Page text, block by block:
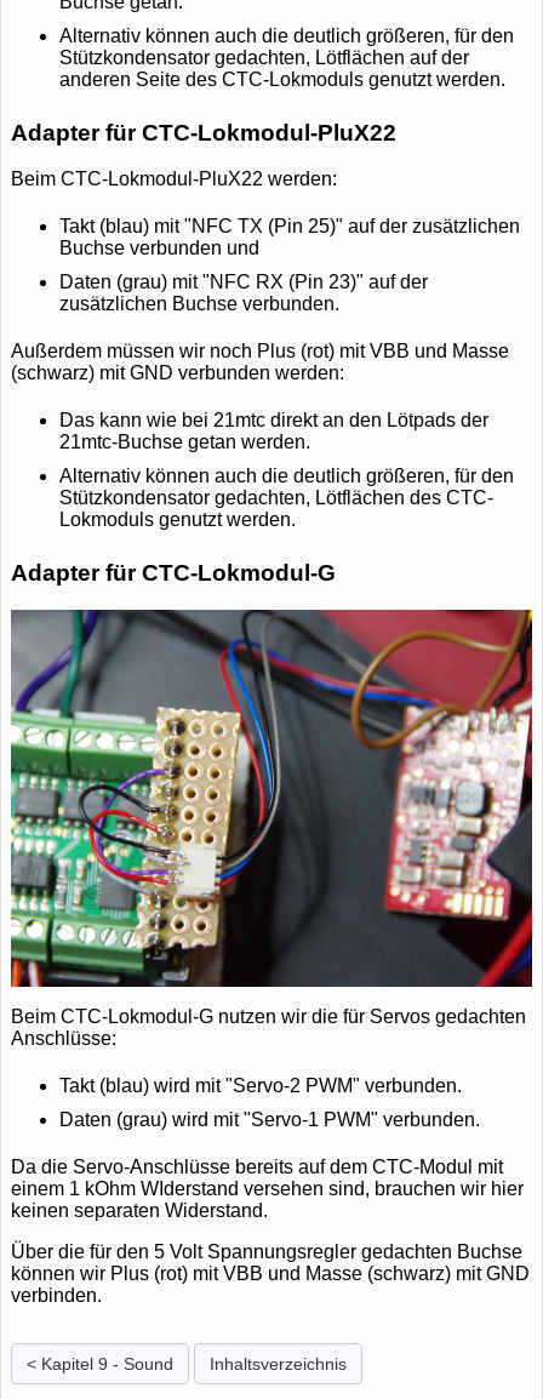
Alternativ können auch die deutlich größeren, für den
Stützkondensator gedachten, Lötflächen auf der
anderen Seite des CTC-Lokmoduls genutzt werden.
Adapter für CTC-Lokmodul-PluX22
Beim CTC-Lokmodul-PluX22 werden:
Takt (blau) mit "NFC TX (Pin 25)" auf der zusätzlichen
Buchse verbunden und
Daten (grau) mit "NFC RX (Pin 23)" auf der
zusätzlichen Buchse verbunden.
Außerdem müssen wir noch Plus (rot) mit VBB und Masse
(schwarz) mit GND verbunden werden:
Das kann wie bei 21mtc direkt an den Lötpads der
21mtc-Buchse getan werden.
Alternativ können auch die deutlich größeren, für den
Stützkondensator gedachten, Lötflächen des CTC-
Lokmoduls genutzt werden.
Adapter für CTC-Lokmodul-G
Beim CTC-Lokmodul-G nutzen wir die für Servos gedachten
Anschlüsse:
Takt (blau) wird mit "Servo-2 PWM" verbunden.
Daten (grau) wird mit "Servo-1 PWM" verbunden.
Da die Servo-Anschlüsse bereits auf dem CTC-Modul mit
einem 1 kOhm WIderstand versehen sind, brauchen wir hier
keinen separaten Widerstand.
Über die für den 5 Volt Spannungsregler gedachten Buchse
können wir Plus (rot) mit VBB und Masse (schwarz) mit GND
verbinden.
< Kapitel 9 - Sound Inhaltsverzeichnis